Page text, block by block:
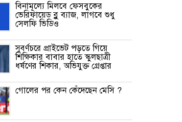
বিনামূল্যে মিলবে ফেসবুকের
ভেরিফায়েড ব্লু ব্যাজ, লাগবে শুধু
সেলফি ভিডিও
সুবর্ণচরে প্রাইভেট পড়তে গিয়ে
শিক্ষিকার বাবার হাতে স্কুলছাত্রী
ধর্ষণের শিকার, অভিযুক্ত গ্রেপ্তার
গোলের পর কেন কেঁদেছেন মেসি ?